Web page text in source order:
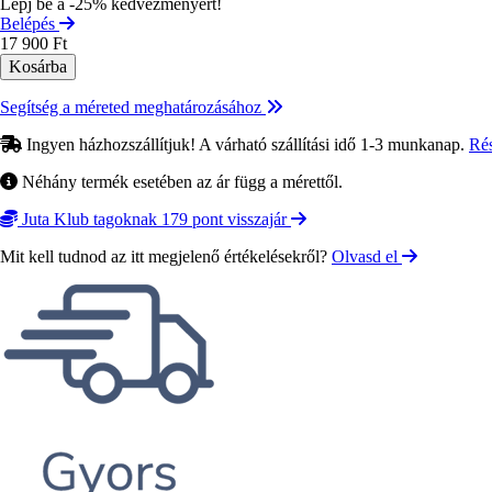
Belépés
17 900 Ft
Segítség a méreted meghatározásához
Ingyen házhozszállítjuk! A várható szállítási idő 1-3 munkanap.
Néhány termék esetében az ár függ a mérettől.
Juta Klub tagoknak 179 pont visszajár
Mit kell tudnod az itt megjelenő értékelésekről? Olvasd el